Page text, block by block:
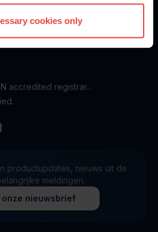
cookies only
accredited registrar...
productupdates, nieuws uit de
meldingen.
nieuwsbrief